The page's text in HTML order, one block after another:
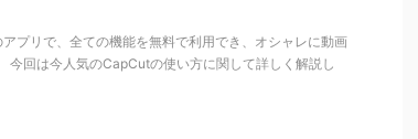
プリで、全ての機能を無料で利用でき、オシャレに動画
今回は今人気のCapCutの使い方に関して詳しく解説し